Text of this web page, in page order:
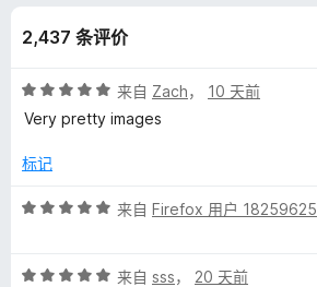
e
w
a
5
2,437 条评价
评
分
/
来自 Zach， 10 天前
Very pretty images
标记
评
/
来自 Firefox 用户 18259625
评
来自 sss， 20 天前